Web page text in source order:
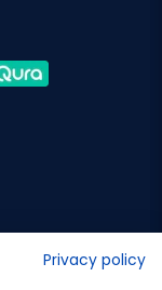
Privacy policy